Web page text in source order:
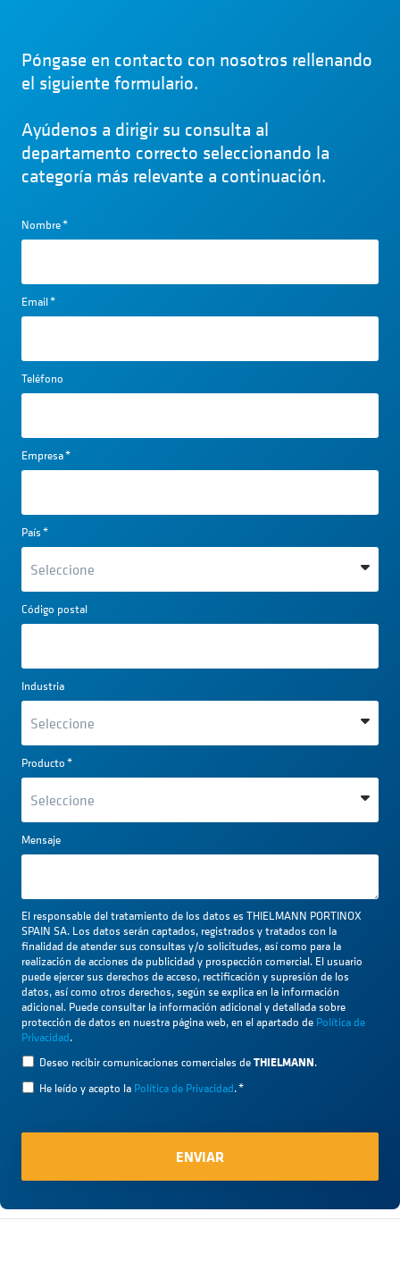
Póngase en contacto con nosotros rellenando
el siguiente formulario.
Ayúdenos a dirigir su consulta al
departamento correcto seleccionando la
categoría más relevante a continuación.
Nombre*
Email*
Teléfono
Empresa*
País*
Código postal
Industria
Producto*
Mensaje
El responsable del tratamiento de los datos es THIELMANN PORTINOX
SPAIN SA. Los datos serán captados, registrados y tratados con la
finalidad de atender sus consultas y/o solicitudes, así como para la
realización de acciones de publicidad y prospección comercial. El usuario
puede ejercer sus derechos de acceso, rectificación y supresión de los
datos, así como otros derechos, según se explica en la información
adicional. Puede consultar la información adicional y detallada sobre
protección de datos en nuestra página web, en el apartado de Política de
Privacidad.
Deseo recibir comunicaciones comerciales deTHIELMANN.
He leído y acepto la Política de Privacidad.*